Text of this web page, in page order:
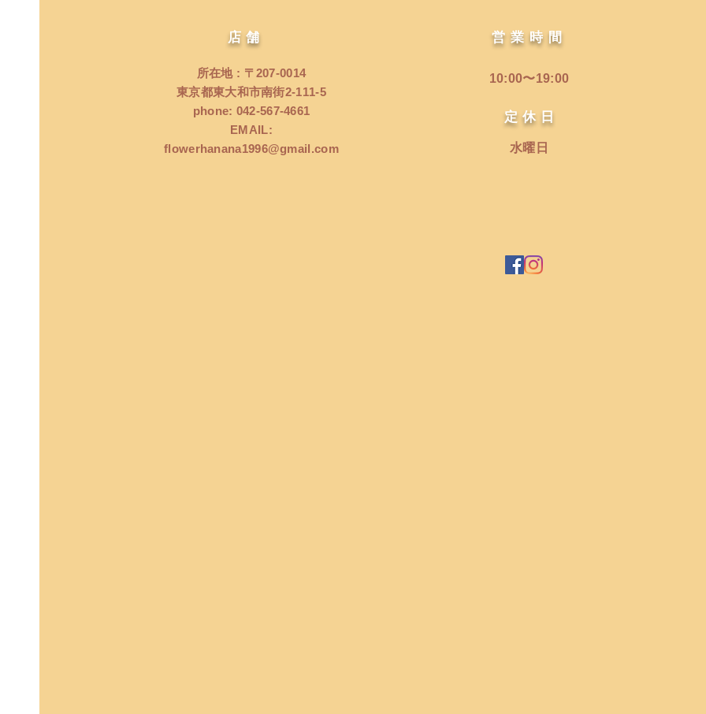
店舗
所在地 : 〒207‐0014
東京都東大和市南街2‐111‐5
phone: 042‐567‐4661
EMAIL:
flowerhanana1996@gmail.com
営業時間
10:00〜19:00
​定 休 日
水曜日